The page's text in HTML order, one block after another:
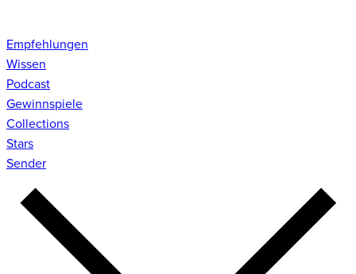
Empfehlungen
Wissen
Podcast
Gewinnspiele
Collections
Stars
Sender